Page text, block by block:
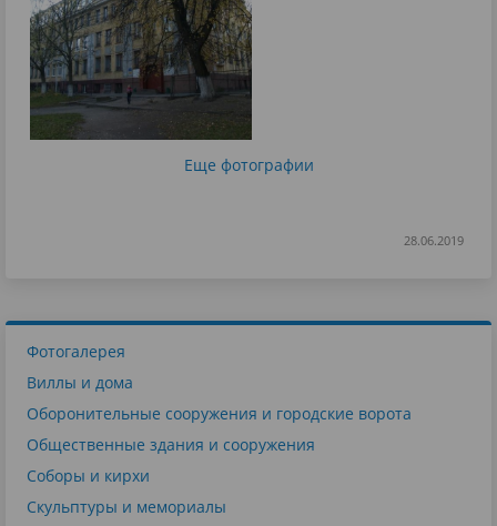
Еще фотографии
28.06.2019
Фотогалерея
Виллы и дома
Оборонительные сооружения и городские ворота
Общественные здания и сооружения
Соборы и кирхи
Скульптуры и мемориалы